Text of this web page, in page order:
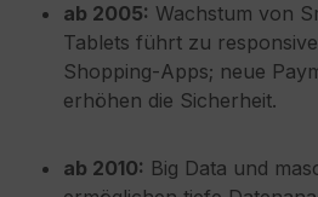
ab 2005: Wachstum von
Tablets führt zu
Shopping‑Apps; neue
erhöhen die Sicherheit.
ab 2010: Big Data und